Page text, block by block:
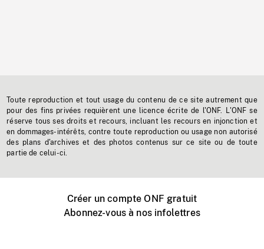
Toute reproduction et tout usage du contenu de ce site autrement que
pour des fins privées requièrent une licence écrite de l'ONF. L'ONF se
réserve tous ses droits et recours, incluant les recours en injonction et
en dommages-intérêts, contre toute reproduction ou usage non autorisé
des plans d'archives et des photos contenus sur ce site ou de toute
partie de celui-ci.
Créer un compte ONF gratuit
Abonnez-vous à nos infolettres